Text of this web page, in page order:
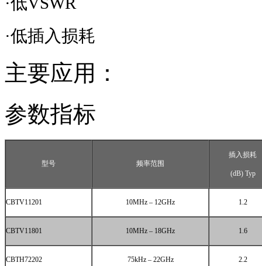
·低插入损耗
主要应用：
参数指标
型号 频率范围
插入损耗
(dB) Typ
CBTV11201 10MHz – 12GHz 1.2
CBTV11801 10MHz – 18GHz 1.6
CBTH72202 75kHz – 22GHz 2.2